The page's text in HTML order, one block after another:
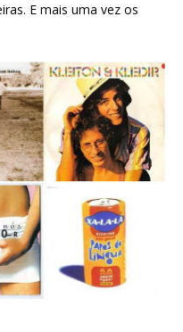
E mais uma vez os